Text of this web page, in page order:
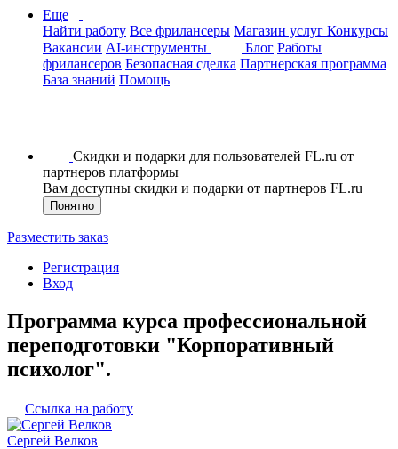
Еще
Найти работу Все фрилансеры Магазин услуг Конкурсы
Вакансии AI-инструменты Блог Работы
фрилансеров Безопасная сделка Партнерская программа
База знаний Помощь
Скидки и подарки для пользователей FL.ru от
партнеров платформы
Вам доступны скидки и подарки от партнеров FL.ru
Понятно
Разместить заказ
Регистрация
Вход
Программа курса профессиональной
переподготовки "Корпоративный
психолог".
Ссылка на работу
Сергей Велков